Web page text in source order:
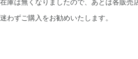
わずご購入をお勧めいたします。